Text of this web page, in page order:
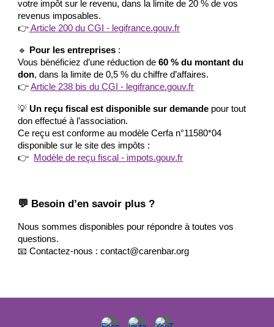
votre impôt sur le revenu, dans la limite de 20 % de vos
revenus imposables.
👉Article 200 du CGI - legifrance.gouv.fr
🔹 Pour les entreprises :
Vous bénéficiez d’une réduction de60 % du montant du
don, dans la limite de 0,5 % du chiffre d’affaires.
👉Article 238 bis du CGI - legifrance.gouv.fr
💡Un reçu fiscal est disponible sur demande pour tout
don effectué à l’association.
Ce reçu est conforme au modèle Cerfa n°11580*04
disponible sur le site des impôts :
👉 Modèle de reçu fiscal - impots.gouv.fr
💬 Besoin d’en savoir plus ?
Nous sommes disponibles pour répondre à toutes vos
questions.
📧 Contactez-nous : contact@carenbar.org